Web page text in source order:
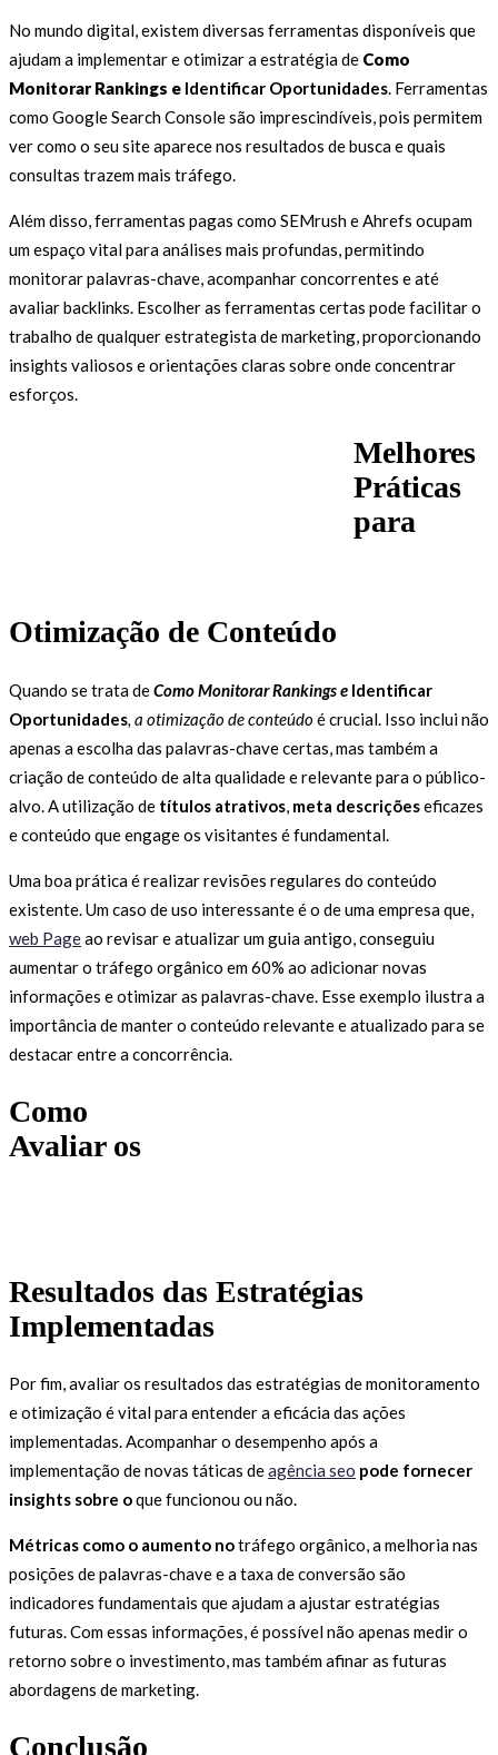
No mundo digital, existem diversas ferramentas disponíveis que
ajudam a implementar e otimizar a estratégia de Como
Monitorar Rankings e Identificar Oportunidades. Ferramentas
como Google Search Console são imprescindíveis, pois permitem
ver como o seu site aparece nos resultados de busca e quais
consultas trazem mais tráfego.
Além disso, ferramentas pagas como SEMrush e Ahrefs ocupam
um espaço vital para análises mais profundas, permitindo
monitorar palavras-chave, acompanhar concorrentes e até
avaliar backlinks. Escolher as ferramentas certas pode facilitar o
trabalho de qualquer estrategista de marketing, proporcionando
insights valiosos e orientações claras sobre onde concentrar
esforços.
Melhores
Práticas
para
Otimização de Conteúdo
Quando se trata deComo Monitorar Rankings e Identificar
Oportunidades , a otimização de conteúdoé crucial. Isso inclui não
apenas a escolha das palavras-chave certas, mas também a
criação de conteúdo de alta qualidade e relevante para o público-
alvo. A utilização de títulos atrativos meta descriçõeseficazes
e conteúdo que engage os visitantes é fundamental.
Uma boa prática é realizar revisões regulares do conteúdo
existente. Um caso de uso interessante é o de uma empresa que,
web Pageao revisar e atualizar um guia antigo, conseguiu
aumentar o tráfego orgânico em 60% ao adicionar novas
informações e otimizar as palavras-chave. Esse exemplo ilustra a
importância de manter o conteúdo relevante e atualizado para se
destacar entre a concorrência.
Como
Avaliar os
Resultados das Estratégias
Implementadas
Por fim, avaliar os resultados das estratégias de monitoramento
e otimização é vital para entender a eficácia das ações
implementadas. Acompanhar o desempenho após a
implementação de novas táticas deagência seo pode fornecer
insights sobre oque funcionou ou não.
Métricas como o aumento notráfego orgânico, a melhoria nas
posições de palavras-chave e a taxa de conversão são
indicadores fundamentais que ajudam a ajustar estratégias
futuras. Com essas informações, é possível não apenas medir o
retorno sobre o investimento, mas também afinar as futuras
abordagens de marketing.
Conclusão